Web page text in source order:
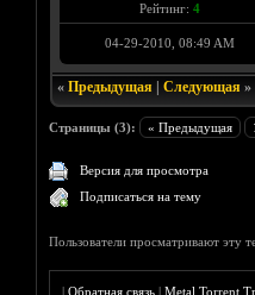
Рейтинг: 4
04-29-2010, 08:49 AM
« Предыдущая| Следующая»
Страницы (3): « Предыдущая
Версия для просмотра
Подписаться на тему
Пользователи просматривают эту
|Обратная связь |Metal Torrent